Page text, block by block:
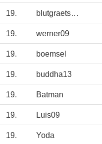
19. blutgraetsche
19. werner09
19. boemsel
19. buddha13
19. Batman
19. Luis09
19. Yoda